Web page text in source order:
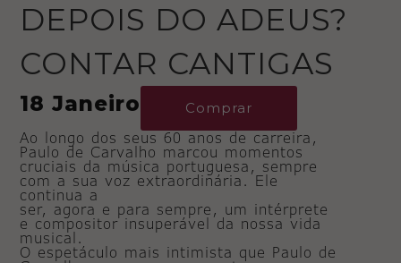
DEPOIS DO ADEUS?
CONTAR CANTIGAS
18 Janeiro Comprar
Ao longo dos seus 60 anos de carreira,
Paulo de Carvalho marcou momentos
cruciais da música portuguesa, sempre
com a sua voz extraordinária. Ele
continua a
ser, agora e para sempre, um intérprete
e compositor insuperável da nossa vida
musical.
O espetáculo mais intimista que Paulo de